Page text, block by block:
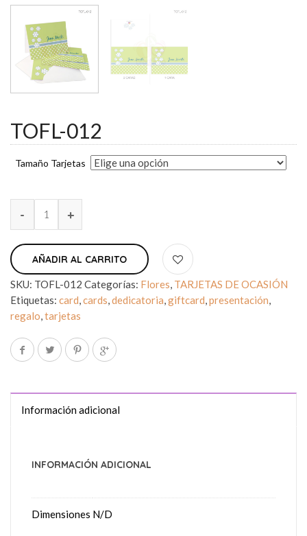
TOFL-012
Tamaño Tarjetas
AÑADIR AL CARRITO
SKU: TOFL-012 Categorías: Flores, TARJETAS DE OCASIÓN
Etiquetas: card,cards,dedicatoria,giftcard,presentación,
regalo,tarjetas
Información adicional
INFORMACIÓN ADICIONAL
Dimensiones N/D